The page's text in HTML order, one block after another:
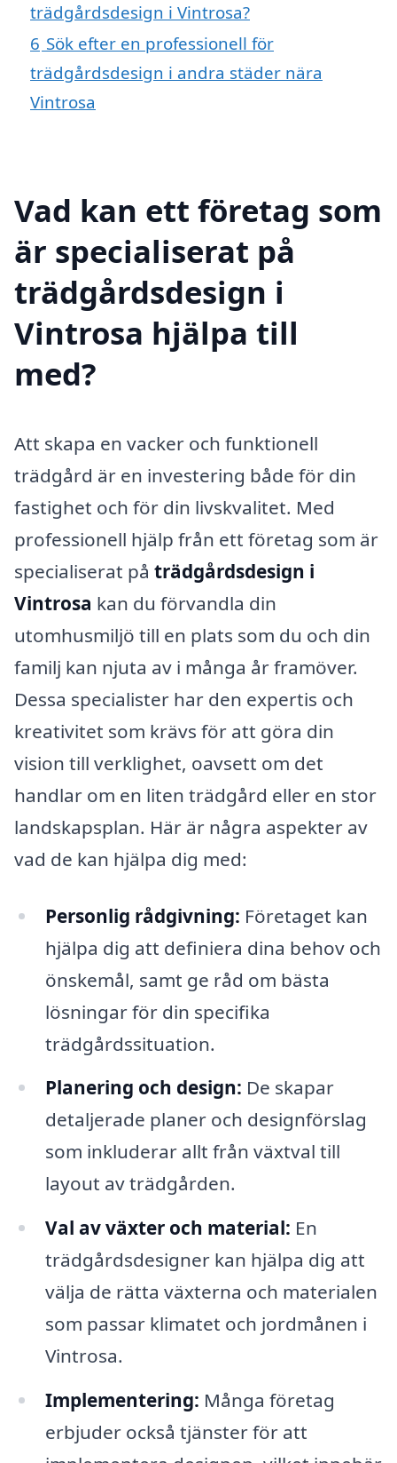
trädgårdsdesign i Vintrosa?
6 Sök efter en professionell för
trädgårdsdesign i andra städer nära
Vintrosa
Vad kan ett företag som
är specialiserat på
trädgårdsdesign i
Vintrosa hjälpa till
med?
Att skapa en vacker och funktionell
trädgård är en investering både för din
fastighet och för din livskvalitet. Med
professionell hjälp från ett företag som är
specialiserat på trädgårdsdesign i
Vintrosa kan du förvandla din
utomhusmiljö till en plats som du och din
familj kan njuta av i många år framöver.
Dessa specialister har den expertis och
kreativitet som krävs för att göra din
vision till verklighet, oavsett om det
handlar om en liten trädgård eller en stor
landskapsplan. Här är några aspekter av
vad de kan hjälpa dig med:
Personlig rådgivning: Företaget kan
hjälpa dig att definiera dina behov och
önskemål, samt ge råd om bästa
lösningar för din specifika
trädgårdssituation.
Planering och design: De skapar
detaljerade planer och designförslag
som inkluderar allt från växtval till
layout av trädgården.
Val av växter och material: En
trädgårdsdesigner kan hjälpa dig att
välja de rätta växterna och materialen
som passar klimatet och jordmånen i
Vintrosa.
Implementering: Många företag
erbjuder också tjänster för att